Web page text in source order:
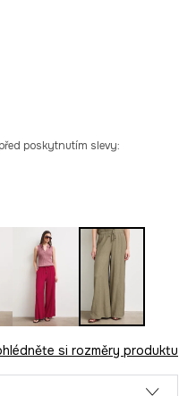
poskytnutím slevy:
si rozměry produktu